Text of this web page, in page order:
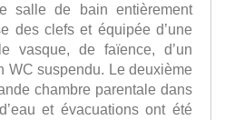
salle de bain entièrement
des clefs et équipée d’une
vasque, de faïence, d’un
WC suspendu. Le deuxième
chambre parentale dans
et évacuations ont été